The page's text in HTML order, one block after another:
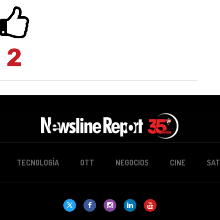
2
TECNOLOGÍA OTT NEGOCIOS CINE